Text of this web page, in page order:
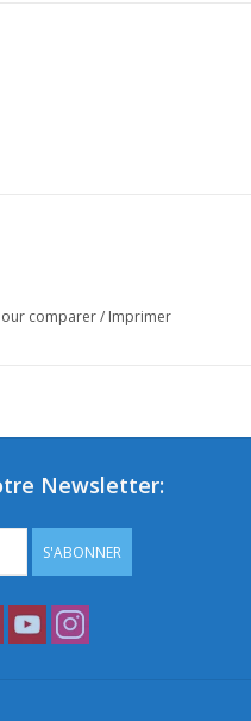
comparer/ Imprimer
Newsletter:
S'ABONNER